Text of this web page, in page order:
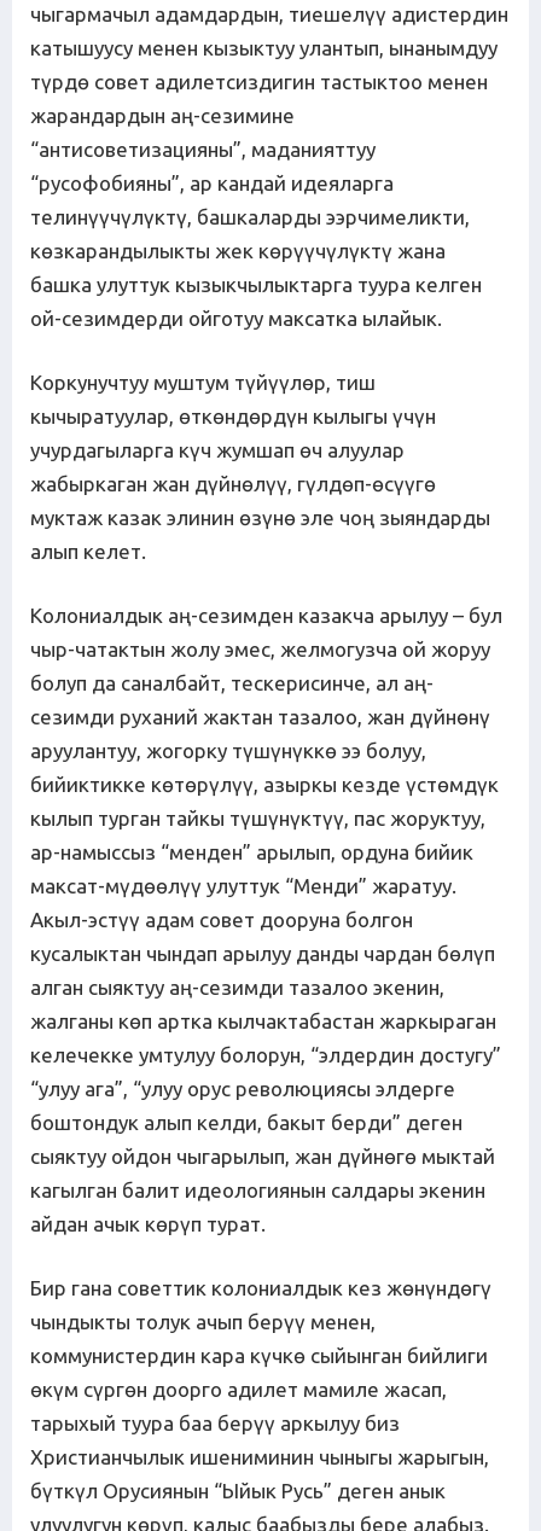
чыгармачыл адамдардын, тиешелүү адистердин
катышуусу менен кызыктуу улантып, ынанымдуу
түрдө совет адилетсиздигин тастыктоо менен
жарандардын аң-сезимине
“антисоветизацияны”, маданияттуу
“русофобияны”, ар кандай идеяларга
телинүүчүлүктү, башкаларды ээрчимеликти,
көзкарандылыкты жек көрүүчүлүктү жана
башка улуттук кызыкчылыктарга туура келген
ой-сезимдерди ойготуу максатка ылайык.
Коркунучтуу муштум түйүүлөр, тиш
кычыратуулар, өткөндөрдүн кылыгы үчүн
учурдагыларга күч жумшап өч алуулар
жабыркаган жан дүйнөлүү, гүлдөп-өсүүгө
муктаж казак элинин өзүнө эле чоң зыяндарды
алып келет.
Колониалдык аң-сезимден казакча арылуу – бул
чыр-чатактын жолу эмес, желмогузча ой жоруу
болуп да саналбайт, тескерисинче, ал аң-
сезимди руханий жактан тазалоо, жан дүйнөнү
аруулантуу, жогорку түшүнүккө ээ болуу,
бийиктикке көтөрүлүү, азыркы кезде үстөмдүк
кылып турган тайкы түшүнүктүү, пас жоруктуу,
ар-намыссыз “менден” арылып, ордуна бийик
максат-мүдөөлүү улуттук “Менди” жаратуу.
Акыл-эстүү адам совет дооруна болгон
кусалыктан чындап арылуу данды чардан бөлүп
алган сыяктуу аң-сезимди тазалоо экенин,
жалганы көп артка кылчактабастан жаркыраган
келечекке умтулуу болорун, “элдердин достугу”
“улуу ага”, “улуу орус революциясы элдерге
боштондук алып келди, бакыт берди” деген
сыяктуу ойдон чыгарылып, жан дүйнөгө мыктай
кагылган балит идеологиянын салдары экенин
айдан ачык көрүп турат.
Бир гана советтик колониалдык кез жөнүндөгү
чындыкты толук ачып берүү менен,
коммунистердин кара күчкө сыйынган бийлиги
өкүм сүргөн доорго адилет мамиле жасап,
тарыхый туура баа берүү аркылуу биз
Христианчылык ишениминин чыныгы жарыгын,
бүткүл Орусиянын “Ыйык Русь” деген анык
улуулугун көрүп, калыс баабызды бере алабыз.